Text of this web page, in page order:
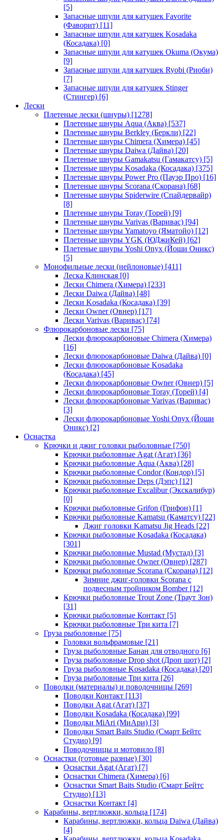
[5]
Запасные шпули для катушек Favorite
(Фаворит) [11]
Запасные шпули для катушек Kosadaka
(Косадака) [0]
Запасные шпули для катушек Okuma (Окума)
[9]
Запасные шпули для катушек Ryobi (Риоби)
[7]
Запасные шпули для катушек Stinger
(Стингер) [6]
Лески
Плетеные лески (шнуры) [1278]
Плетеные шнуры Aqua (Аква) [537]
Плетеные шнуры Berkley (Беркли) [22]
Плетеные шнуры Chimera (Химера) [45]
Плетеные шнуры Daiwa (Дайва) [20]
Плетеные шнуры Gamakatsu (Гамакатсу) [5]
Плетеные шнуры Kosadaka (Косадака) [375]
Плетеные шнуры Power Pro (Пауэр Про) [16]
Плетеные шнуры Scorana (Скорана) [68]
Плетеные шнуры Spiderwire (Спайдервайр)
[8]
Плетеные шнуры Toray (Торей) [9]
Плетеные шнуры Varivas (Варивас) [94]
Плетеные шнуры Yamatoyo (Яматойо) [12]
Плетеные шнуры YGK (ЮДжиКей) [62]
Плетеные шнуры Yoshi Onyx (Йоши Оникс)
[5]
Монофильные лески (нейлоновые) [411]
Леска Клинская [0]
Лески Chimera (Химера) [233]
Лески Daiwa (Дайва) [48]
Лески Kosadaka (Косадака) [39]
Лески Owner (Овнер) [17]
Лески Varivas (Варивас) [74]
Флюрокарбоновые лески [75]
Лески флюрокарбоновые Chimera (Химера)
[16]
Лески флюрокарбоновые Daiwa (Дайва) [0]
Лески флюрокарбоновые Kosadaka
(Косадака) [45]
Лески флюрокарбоновые Owner (Овнер) [5]
Лески флюрокарбоновые Toray (Торей) [4]
Лески флюрокарбоновые Varivas (Варивас)
[3]
Лески флюрокарбоновые Yoshi Onyx (Йоши
Оникс) [2]
Оснастка
Крючки и джиг головки рыболовные [750]
Крючки рыболовные Agat (Агат) [36]
Крючки рыболовные Aqua (Аква) [28]
Крючки рыболовные Condor (Кондор) [5]
Крючки рыболовные Deps (Дэпс) [12]
Крючки рыболовные Excalibur (Экскалибур)
[0]
Крючки рыболовные Grifon (Грифон) [1]
Крючки рыболовные Kamatsu (Каматсу) [22]
Джиг головки Kamatsu Jig Heads [22]
Крючки рыболовные Kosadaka (Косадака)
[301]
Крючки рыболовные Mustad (Мустад) [3]
Крючки рыболовные Owner (Овнер) [287]
Крючки рыболовные Scorana (Скорана) [12]
Зимние джиг-головки Scorana с
подвесным тройником Bomber[12]
Крючки рыболовные Trout Zone (Траут Зон)
[31]
Крючки рыболовные Контакт [5]
Крючки рыболовные Три кита [7]
Груза рыболовные [75]
Головки вольфрамовые [21]
Груза рыболовные Банан для отводного [6]
Груза рыболовные Drop shot (Дроп шот) [2]
Груза рыболовные Kosadaka (Косадака) [20]
Груза рыболовные Три кита [26]
Поводки (материалы) и поводочницы [269]
Поводки Контакт [113]
Поводки Agat (Агат) [37]
Поводки Kosadaka (Косадака) [99]
Поводки MiAri (МиАри) [3]
Поводки Smart Baits Studio (Смарт Бейтс
Студио) [9]
Поводочницы и мотовило [8]
Оснастки (готовые разные) [30]
Оснастки Agat (Агат) [7]
Оснастки Chimera (Химера) [6]
Оснастки Smart Baits Studio (Смарт Бейтс
Студио) [13]
Оснастки Контакт [4]
Карабины, вертлюжки, кольца [174]
Карабины, вертлюжки, кольца Daiwa (Дайва)
[4]